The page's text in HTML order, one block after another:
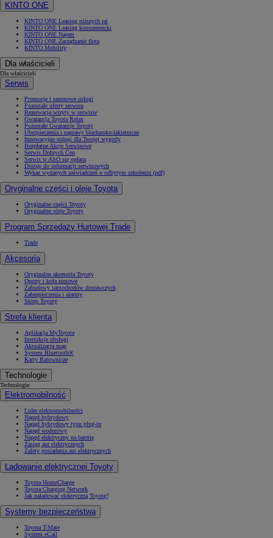
KINTO ONE
KINTO ONE Leasing niższych rat
KINTO ONE Leasing konsumencki
KINTO ONE Najem
KINTO ONE Zarządzanie flotą
KINTO Mobility
Dla właścicieli
Dla właścicieli
Serwis
Promocje i sezonowe usługi
Pozostałe oferty serwisu
Rezerwacja wizyty w serwisie
Gwarancja Toyota Relax
Pozostałe Gwarancje Toyoty
Ubezpieczenia i naprawy blacharsko-lakiernicze
Innowacyjne usługi dla Twojej wygody
Bezpłatne Akcje Serwisowe
Serwis Dobrych Cen
Serwis w ASO się opłaca
Dostęp do informacji serwisowych
Wykaz wydanych zaświadczeń o odbytym szkoleniu (pdf)
Oryginalne części i oleje Toyota
Oryginalne części Toyoty
Oryginalne oleje Toyoty
Program Sprzedaży Hurtowej Trade
Trade
Akcesoria
Oryginalne akcesoria Toyoty
Opony i koła zimowe
Zabudowy samochodów dostawczych
Zabezpieczenia i alarmy
Sklep Toyoty
Strefa klienta
Aplikacja MyToyota
Instrukcje obsługi
Aktualizacja map
System Bluetooth®
Karty Ratownicze
Technologie
Technologie
Elektromobilność
Lider elektromobilności
Napęd hybrydowy
Napęd hybrydowy typu plug-in
Napęd wodorowy
Napęd elektryczny na baterię
Zasięg aut elektrycznych
Zalety posiadania aut elektrycznych
Ładowanie elektrycznej Toyoty
Toyota HomeCharge
Toyota Charging Network
Jak naładować elektryczną Toyotę?
Systemy bezpieczeństwa
Toyota T-Mate
System eCall